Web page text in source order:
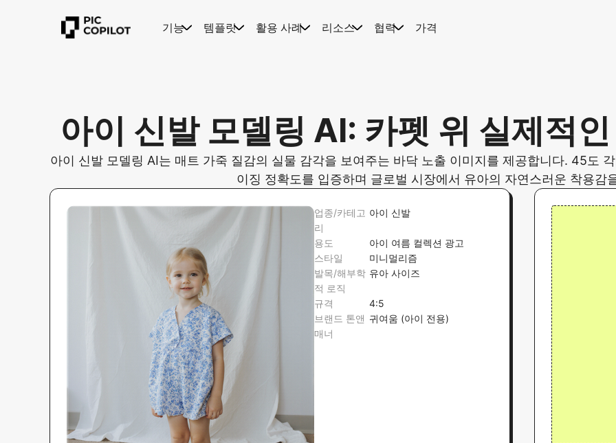
기능 템플릿 활용 사례 리소스 협력 가격
아이 신발 모델링 AI: 카펫 위 실제적
아이 신발 모델링 AI는 매트 가죽 질감의 실물 감각을 보여주는 바닥 노출 이미지를 제공합니다. 45도
이징 정확도를 입증하며 글로벌 시장에서 유아의 자연스러운 착용감
업종/카테고
리
아이 신발
용도
아이 여름 컬렉션 광고
스타일
미니멀리즘
발목/해부학
적 로직
유아 사이즈
규격
4:5
브랜드 톤앤
매너
귀여움 (아이 전용)